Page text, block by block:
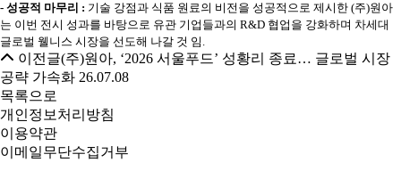
- 성공적 마무리 : 기술 강점과 식품 원료의 비전을 성공적으로 제시한 (주)원아
는 이번 전시 성과를 바탕으로 유관 기업들과의 R&D 협업을 강화하며 차세대
글로벌 웰니스 시장을 선도해 나갈 것 임 .
이전글(주)원아, ‘2026 서울푸드’ 성황리 종료… 글로벌 시장
공략 가속화 26.07.08
목록으로
개인정보처리방침
이용약관
이메일무단수집거부